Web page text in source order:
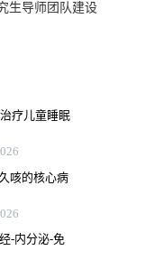
生导师团队建设